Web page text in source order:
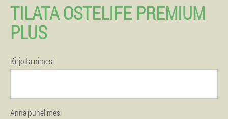
TILATA OSTELIFE PREMIUM
PLUS
Kirjoita nimesi
Anna puhelimesi